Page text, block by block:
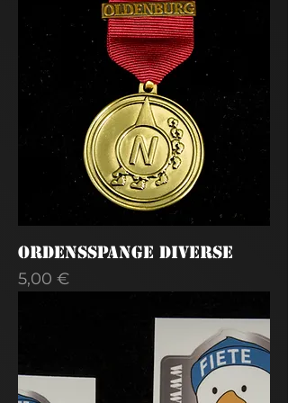
Ordensspange Diverse
Preis
5,00 €